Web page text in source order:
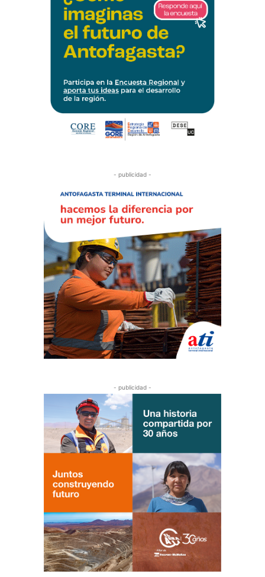
- publicidad -
- publicidad -